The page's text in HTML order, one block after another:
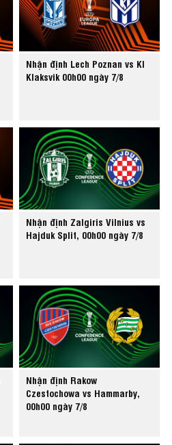
Nhận định Lech Poznan vs KI
Klaksvik 00h00 ngày 7/8
Nhận định Zalgiris Vilnius vs
Hajduk Split, 00h00 ngày 7/8
Nhận định Rakow
Czestochowa vs Hammarby,
00h00 ngày 7/8